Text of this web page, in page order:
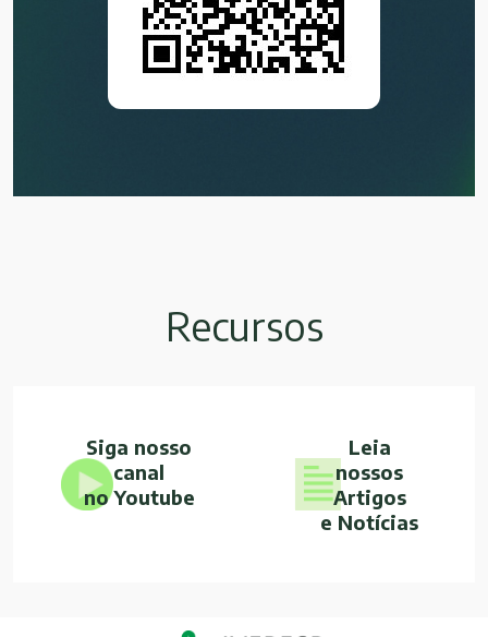
Recursos
Siga nosso
canal
no Youtube
Leia
nossos
Artigos
e Notícias